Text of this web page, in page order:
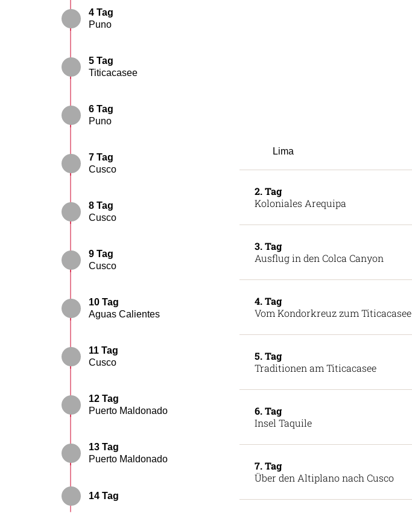
4 Tag
Puno
5 Tag
Titicacasee
6 Tag
Puno
7 Tag
Cusco
8 Tag
Cusco
9 Tag
Cusco
10 Tag
Aguas Calientes
11 Tag
Cusco
12 Tag
Puerto Maldonado
13 Tag
Puerto Maldonado
14 Tag
Lima
2. Tag
Koloniales Arequipa
3. Tag
Ausflug in den Colca Canyon
4. Tag
Vom Kondorkreuz zum Titicacasee
5. Tag
Traditionen am Titicacasee
6. Tag
Insel Taquile
7. Tag
Über den Altiplano nach Cusco